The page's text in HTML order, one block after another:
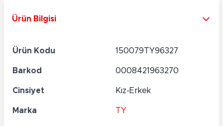
Ürün Bilgisi
Ürün Kodu 150079TY96327
Barkod 0008421963270
Cinsiyet Kız-Erkek
Marka TY